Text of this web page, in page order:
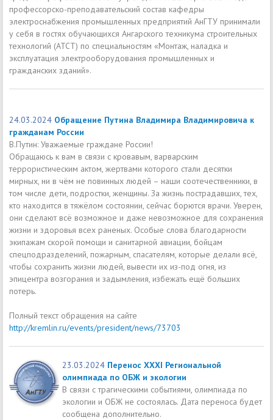
профессорско-преподавательский состав кафедры
электроснабжения промышленных предприятий АнГТУ принимали
у себя в гостях обучающихся Ангарского техникума строительных
технологий (АТСТ) по специальностям «Монтаж, наладка и
эксплуатация электрооборудования промышленных и
гражданских зданий».
24.03.2024 Обращение Путина Владимира Владимировича к
гражданам России
В.Путин: Уважаемые граждане России!
Обращаюсь к вам в связи с кровавым, варварским
террористическим актом, жертвами которого стали десятки
мирных, ни в чём не повинных людей – наши соотечественники, в
том числе дети, подростки, женщины. За жизнь пострадавших, тех,
кто находится в тяжёлом состоянии, сейчас борются врачи. Уверен,
они сделают всё возможное и даже невозможное для сохранения
жизни и здоровья всех раненых. Особые слова благодарности
экипажам скорой помощи и санитарной авиации, бойцам
спецподразделений, пожарным, спасателям, которые делали всё,
чтобы сохранить жизни людей, вывести их из-под огня, из
эпицентра возгорания и задымления, избежать ещё больших
потерь.
Полный текст обращения на сайте
http://kremlin.ru/events/president/news/73703
23.03.2024 Перенос XХХI Региональной
олимпиада по ОБЖ и экологии
В связи с трагическими событиями, олимпиада по
экологии и ОБЖ не состоялась. Дата переноса будет
сообщена дополнительно.